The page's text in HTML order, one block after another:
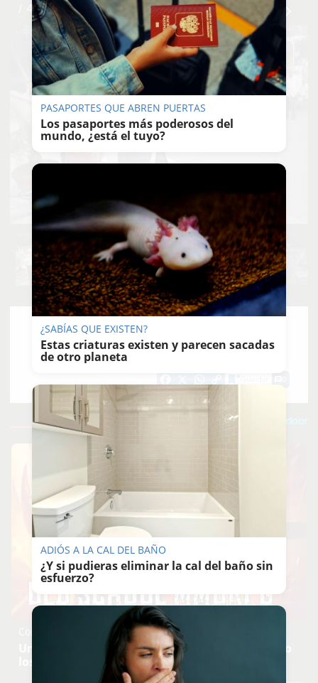
/ 40
MANU
GARCÍA
25/06/2026Actualizado: 26/06/2026 - 09:28
Facebook
X WhatsApp
Copy
Corepunk MMORPG
Un verdadero MMORPG de la vieja escuela ¡Cómo
los de antes, pero mejor!
PASAPORTES QUE ABREN PUERTAS
Los pasaportes más poderosos del
mundo, ¿está el tuyo?
¿SABÍAS QUE EXISTEN?
Estas criaturas existen y parecen sacadas
de otro planeta
ADIÓS A LA CAL DEL BAÑO
¿Y si pudieras eliminar la cal del baño sin
esfuerzo?